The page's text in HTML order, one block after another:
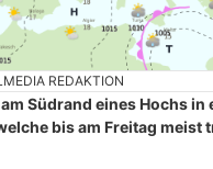
REDAKTION
Südrand eines Hochs in
bis am Freitag meist